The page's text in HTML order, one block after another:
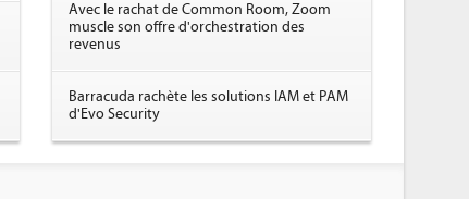
Avec le rachat de Common Room, Zoom
muscle son offre d'orchestration des
revenus
Barracuda rachète les solutions IAM et PAM
d'Evo Security